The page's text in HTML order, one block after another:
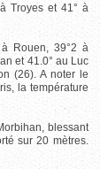
Troyes et 41° à
Rouen, 39°2 à
et 41.0° au Luc
(26). A noter le
la température
blessant
sur 20 mètres.